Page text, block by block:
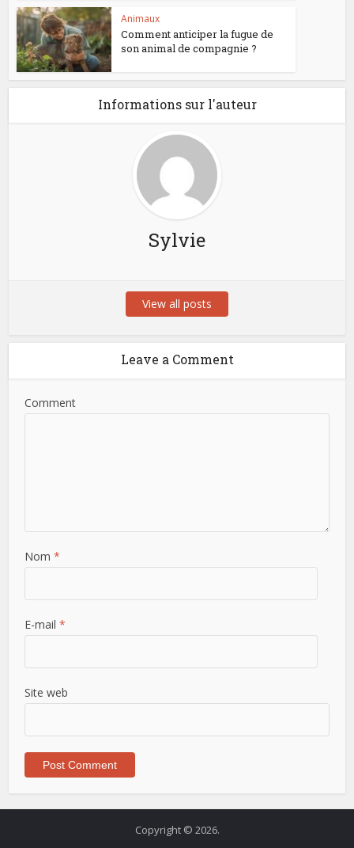
Animaux
Comment anticiper la fugue de
son animal de compagnie ?
Informations sur l'auteur
Sylvie
View all posts
Leave a Comment
Comment
Nom*
E-mail*
Site web
Copyright © 2026.